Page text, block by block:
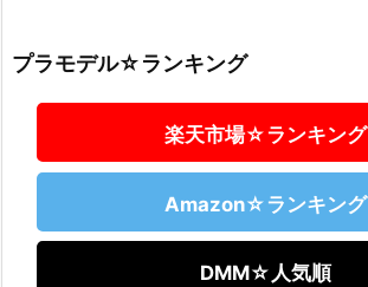
プラモデル☆ランキング
楽天市場☆ランキング
Amazon☆ランキング
DMM☆人気順